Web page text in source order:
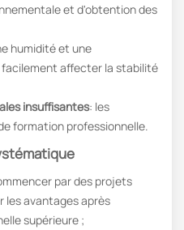
et d'obtention des
humidité et une
affecter la stabilité
insuffisantes: les
formation professionnelle.
par des projets
les avantages après
supérieure ;